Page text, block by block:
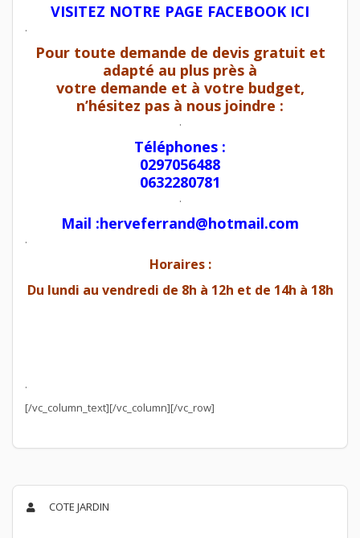
VISITEZ NOTRE PAGE FACEBOOK ICI
.
Pour toute demande de devis gratuit et
adapté au plus près à
votre demande et à votre budget,
n’hésitez pas à nous joindre :
.
Téléphones :
0297056488
0632280781
.
Mail :herveferrand@hotmail.com
.
Horaires :
Du lundi au vendredi de 8h à 12h et de 14h à 18h
.
[/vc_column_text][/vc_column][/vc_row]
COTE JARDIN